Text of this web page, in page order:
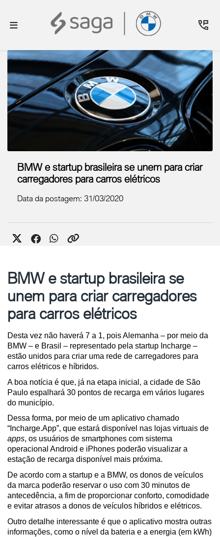
BMW e startup brasileira se unem para criar
carregadores para carros elétricos
Data da postagem: 31/03/2020
BMW e startup brasileira se
unem para criar carregadores
para carros elétricos
Desta vez não haverá 7 a 1, pois Alemanha – por meio da
BMW – e Brasil – representado pela startup Incharge –
estão unidos para criar uma rede de carregadores para
carros elétricos e híbridos.
A boa notícia é que, já na etapa inicial, a cidade de São
Paulo espalhará 30 pontos de recarga em vários lugares
do município.
Dessa forma, por meio de um aplicativo chamado
apps, os usuários de smartphones com sistema
operacional Android e iPhones poderão visualizar a
estação de recarga disponível mais próxima.
De acordo com a startup e a BMW, os donos de veículos
da marca poderão reservar o uso com 30 minutos de
antecedência, a fim de proporcionar conforto, comodidade
e evitar atrasos a donos de veículos híbridos e elétricos.
Outro detalhe interessante é que o aplicativo mostra outras
informações, como o nível da bateria e a energia (em kWh)